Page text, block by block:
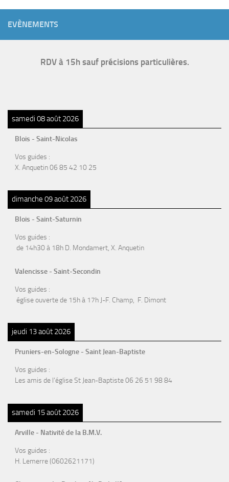
EVÈNEMENTS
RDV à 15h sauf précisions particulières.
samedi 08 août 2026
Blois - Saint-Nicolas
Vos guides :
X. Anquetin 06 85 42 10 25
dimanche 09 août 2026
Blois - Saint-Saturnin
Vos guides :
de 14h30 à 18h D. Mondamert, X. Anquetin
Valencisse - Saint-Secondin
Vos guides :
église ouverte de 15h à 17h J-F. Champ, F. Dimont
jeudi 13 août 2026
Pruniers-en-Sologne - Saint Jean-Baptiste
Vos guides :
Les amis de l’église St Jean-Baptiste 06 26 51 98 84
samedi 15 août 2026
Arville - Nativité de la B.M.V.
Vos guides :
H. Lemerre (0602621171)